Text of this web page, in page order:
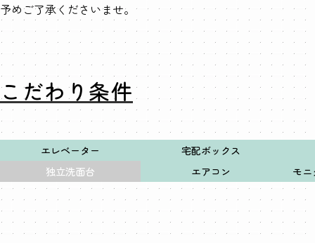
予めご了承くださいませ。
こだわり条件
エレベーター
宅配ボックス
独立洗面台
エアコン モ